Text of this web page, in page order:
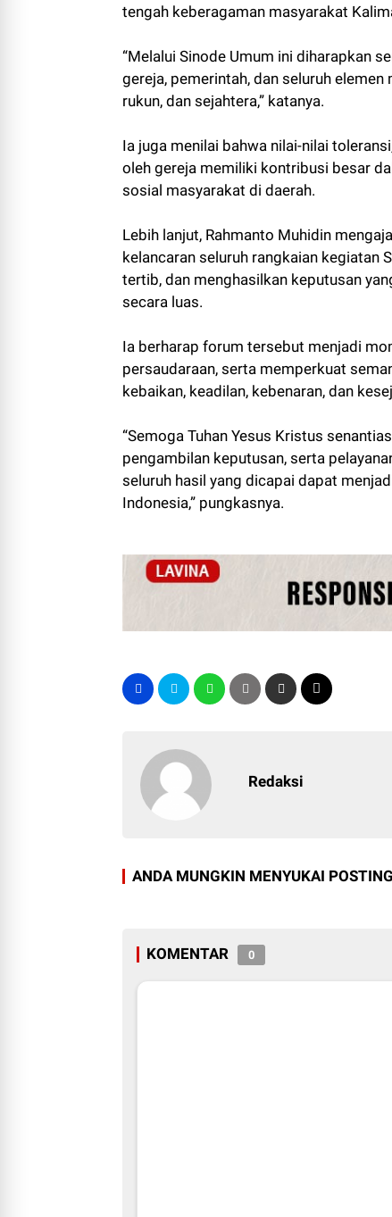
tengah keberagaman masyarakat
“Melalui Sinode Umum ini diharapkan
gereja, pemerintah, dan seluruh
rukun, dan sejahtera,” katanya.
Ia juga menilai bahwa nilai-nilai
oleh gereja memiliki kontribusi besar
sosial masyarakat di daerah.
Lebih lanjut, Rahmanto Muhidin
kelancaran seluruh rangkaian kegiatan
tertib, dan menghasilkan keputusan
secara luas.
Ia berharap forum tersebut menjadi
persaudaraan, serta memperkuat
kebaikan, keadilan, kebenaran, dan
“Semoga Tuhan Yesus Kristus
pengambilan keputusan, serta
seluruh hasil yang dicapai dapat
Indonesia,” pungkasnya.
Redaksi
ANDA MUNGKIN MENYUKAI
KOMENTAR 0